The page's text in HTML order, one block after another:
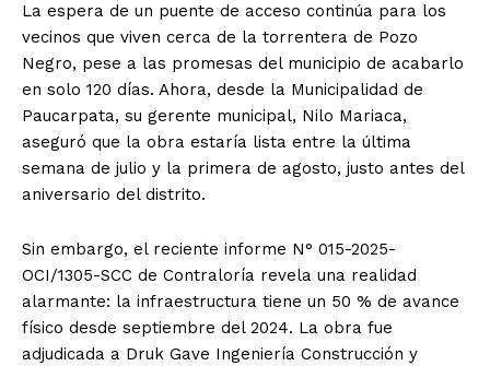
La espera de un puente de acceso continúa para los
vecinos que viven cerca de la torrentera de Pozo
Negro, pese a las promesas del municipio de acabarlo
en solo 120 días. Ahora, desde la Municipalidad de
Paucarpata, su gerente municipal, Nilo Mariaca,
aseguró que la obra estaría lista entre la última
semana de julio y la primera de agosto, justo antes del
aniversario del distrito.
Sin embargo, el reciente informe N° 015-2025-
OCI/1305-SCC de Contraloría revela una realidad
alarmante: la infraestructura tiene un 50 % de avance
físico desde septiembre del 2024. La obra fue
adjudicada a Druk Gave Ingeniería Construcción y